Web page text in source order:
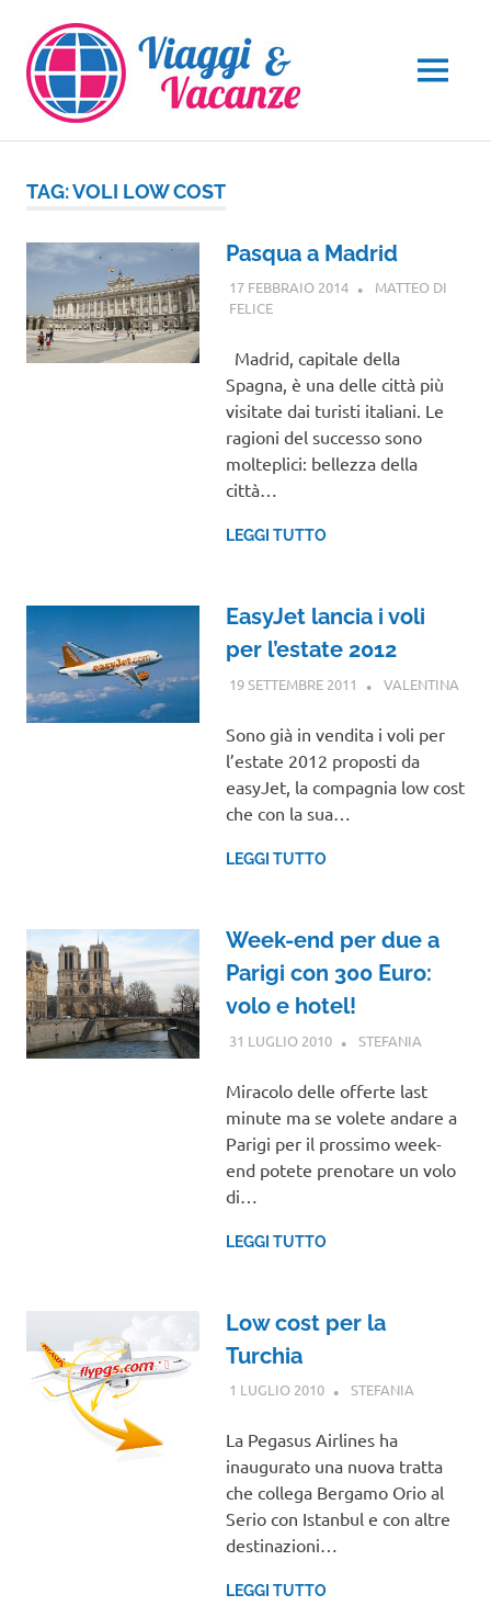
contenuto
MENU
TAG:VOLI LOW COST
Pasqua a Madrid
17 FEBBRAIO 2014
MATTEO DI
FELICEEUROPA
Madrid, capitale della
Spagna, è una delle città più
visitate dai turisti italiani. Le
ragioni del successo sono
molteplici: bellezza della
città…
LEGGI TUTTO
EasyJet lancia i voli
per l’estate 2012
19 SETTEMBRE 2011 VALENTINA
Sono già in vendita i voli per
l’estate 2012 proposti da
easyJet, la compagnia low cost
che con la sua…
LEGGI TUTTO
Week-end per due a
Parigi con 300 Euro:
volo e hotel!
31 LUGLIO 2010 STEFANIA
Miracolo delle offerte last
minute ma se volete andare a
Parigi per il prossimo week-
end potete prenotare un volo
di…
LEGGI TUTTO
Low cost per la
Turchia
1 LUGLIO 2010 STEFANIA
La Pegasus Airlines ha
inaugurato una nuova tratta
che collega Bergamo Orio al
Serio con Istanbul e con altre
destinazioni…
LEGGI TUTTO